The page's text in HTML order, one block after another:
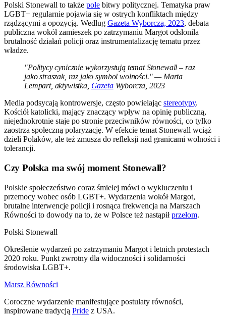
Polski Stonewall to także pole bitwy politycznej. Tematyka praw
LGBT+ regularnie pojawia się w ostrych konfliktach między
rządzącymi a opozycją. Według Gazeta Wyborcza, 2023, debata
publiczna wokół zamieszek po zatrzymaniu Margot odsłoniła
brutalność działań policji oraz instrumentalizację tematu przez
władze.
"Politycy cynicznie wykorzystują temat Stonewall – raz
jako straszak, raz jako symbol wolności." — Marta
Lempart, aktywistka, GazetaWyborcza, 2023
Media podsycają kontrowersje, często powielając stereotypy.
Kościół katolicki, mający znaczący wpływ na opinię publiczną,
niejednokrotnie staje po stronie przeciwników równości, co tylko
zaostrza społeczną polaryzację. W efekcie temat Stonewall wciąż
dzieli Polaków, ale też zmusza do refleksji nad granicami wolności i
tolerancji.
Czy Polska ma swój moment Stonewall?
Polskie społeczeństwo coraz śmielej mówi o wykluczeniu i
przemocy wobec osób LGBT+. Wydarzenia wokół Margot,
brutalne interwencje policji i rosnąca frekwencja na Marszach
Równości to dowody na to, że w Polsce też nastąpiłprzełom.
Polski Stonewall
Określenie wydarzeń po zatrzymaniu Margot i letnich protestach
2020 roku. Punkt zwrotny dla widoczności i solidarności
środowiska LGBT+.
Marsz Równości
Coroczne wydarzenie manifestujące postulaty równości,
inspirowane tradycją Pride z USA.